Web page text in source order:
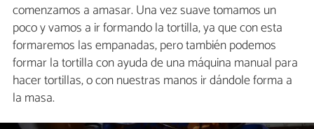
comenzamos a amasar. Una vez suave tomamos un
poco y vamos a ir formando la tortilla, ya que con esta
formaremos las empanadas, pero también podemos
formar la tortilla con ayuda de una máquina manual para
hacer tortillas, o con nuestras manos ir dándole forma a
la masa.